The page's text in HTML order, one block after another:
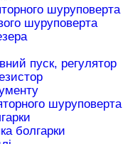
шуруповерта
шуруповерта
пуск, регулятор
шуруповерта
болгарки